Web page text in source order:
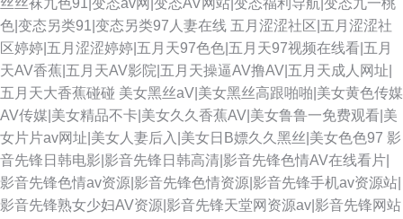
丝丝袜九色91|变态av网|变态AV网站|变态福利导航|变态九一桃
色|变态另类91|变态另类97人妻在线 五月涩涩社区|五月涩涩社
区婷婷|五月涩涩婷婷|五月天97色色|五月天97视频在线看|五月
天AV香蕉|五月天AV影院|五月天操逼AV撸AV|五月天成人网址|
五月天大香蕉碰碰 美女黑丝aV|美女黑丝高跟啪啪|美女黄色传媒
AV传媒|美女精品不卡|美女久久香蕉AV|美女鲁鲁一免费观看|美
女片片av网址|美女人妻后入|美女日B嫖久久黑丝|美女色色97 影
音先锋日韩电影|影音先锋日韩高清|影音先锋色情AV在线看片|
影音先锋色情av资源|影音先锋色情资源|影音先锋手机av资源站|
影音先锋熟女少妇AV资源|影音先锋天堂网资源av|影音先锋网站